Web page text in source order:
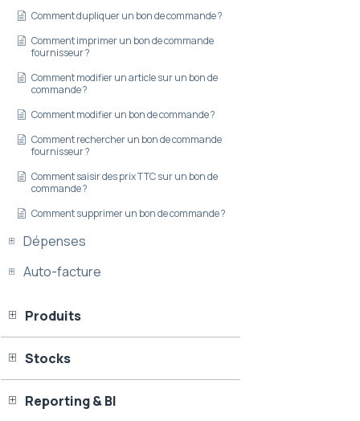
Comment dupliquer un bon de commande ?
Comment imprimer un bon de commande
fournisseur ?
Comment modifier un article sur un bon de
commande ?
Comment modifier un bon de commande ?
Comment rechercher un bon de commande
fournisseur ?
Comment saisir des prix TTC sur un bon de
commande ?
Comment supprimer un bon de commande ?
Dépenses
Auto-facture
Produits
Stocks
Reporting & BI